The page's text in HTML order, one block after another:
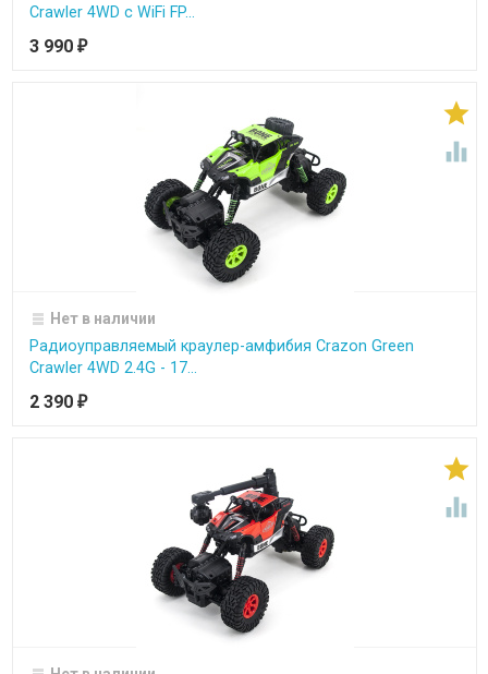
Crawler 4WD c WiFi FP...
3 990 ₽


Нет в наличии
Радиоуправляемый краулер-амфибия Crazon Green
Crawler 4WD 2.4G - 17...
2 390 ₽

